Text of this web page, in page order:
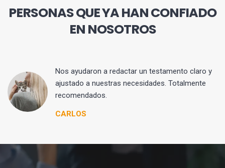
PERSONAS QUE YA HAN CONFIADO
EN NOSOTROS
Nos ayudaron a redactar un testamento claro y
ajustado a nuestras necesidades. Totalmente
recomendados.
CARLOS